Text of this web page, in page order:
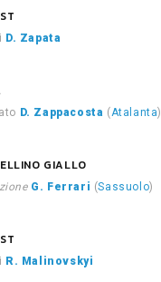
D. Zapata
D. Zappacosta (Atalanta)
GIALLO
G. Ferrari (Sassuolo)
R. Malinovskyi